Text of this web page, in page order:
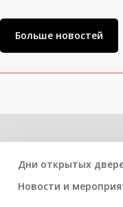
Больше новостей
Дни открытых
Новости и